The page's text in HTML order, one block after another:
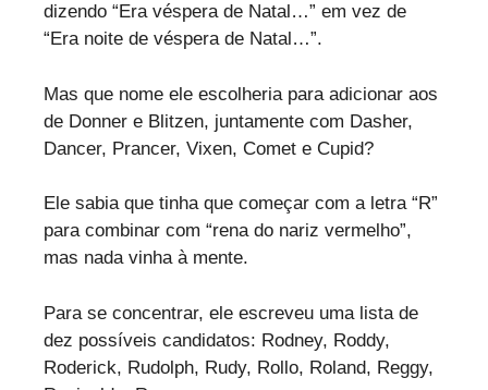
dizendo “Era véspera de Natal…” em vez de
“Era noite de véspera de Natal…”.
Mas que nome ele escolheria para adicionar aos
de Donner e Blitzen, juntamente com Dasher,
Dancer, Prancer, Vixen, Comet e Cupid?
Ele sabia que tinha que começar com a letra “R”
para combinar com “rena do nariz vermelho”,
mas nada vinha à mente.
Para se concentrar, ele escreveu uma lista de
dez possíveis candidatos: Rodney, Roddy,
Roderick, Rudolph, Rudy, Rollo, Roland, Reggy,